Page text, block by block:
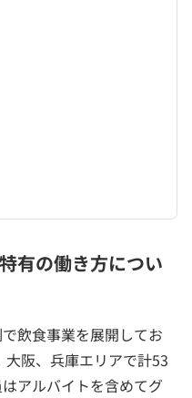
有の働き方につい
飲食事業を展開してお
阪、兵庫エリアで計53
アルバイトを含めてグ